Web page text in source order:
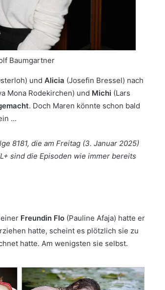
Baumgartner
und Alicia (Josefin Bressel) nach
Mona Rodekirchen) und Michi (Lars
. Doch Maren könnte schon bald
…
8181, die am Freitag (3. Januar 2025)
sind die Episoden wie immer bereits
Freundin Flo (Pauline Afaja) hatte er
hatte, scheint es plötzlich sie zu
hatte. Am wenigsten sie selbst.